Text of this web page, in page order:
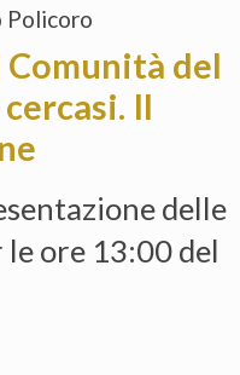
Policoro
del
Il
delle
le ore 13:00 del